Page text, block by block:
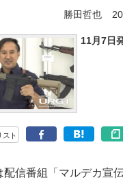
勝田哲也
11月7日
スト
信番組「マルデカ宣